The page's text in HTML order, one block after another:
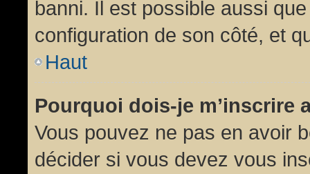
banni. Il est possible aussi
configuration de son côté, et
Haut
Pourquoi dois-je m’inscrire
Vous pouvez ne pas en avoir
décider si vous devez vous